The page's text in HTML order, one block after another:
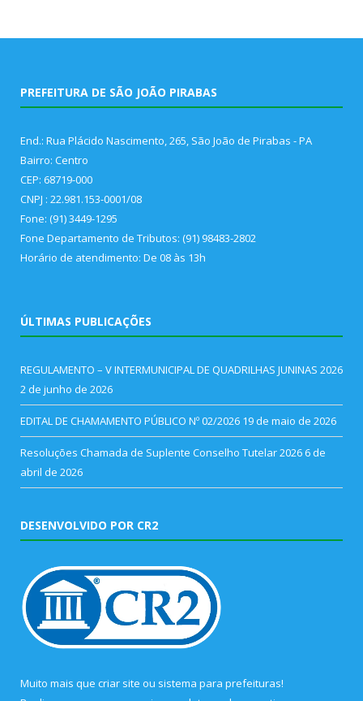
PREFEITURA DE SÃO JOÃO PIRABAS
End.: Rua Plácido Nascimento, 265, São João de Pirabas - PA
Bairro: Centro
CEP: 68719-000
CNPJ : 22.981.153-0001/08
Fone: (91) 3449-1295
Fone Departamento de Tributos: (91) 98483-2802
Horário de atendimento: De 08 às 13h
ÚLTIMAS PUBLICAÇÕES
REGULAMENTO – V INTERMUNICIPAL DE QUADRILHAS JUNINAS 2026
2 de junho de 2026
EDITAL DE CHAMAMENTO PÚBLICO Nº 02/2026 19 de maio de 2026
Resoluções Chamada de Suplente Conselho Tutelar 2026 6 de
abril de 2026
DESENVOLVIDO POR CR2
Muito mais que criar site ou sistema para prefeituras!